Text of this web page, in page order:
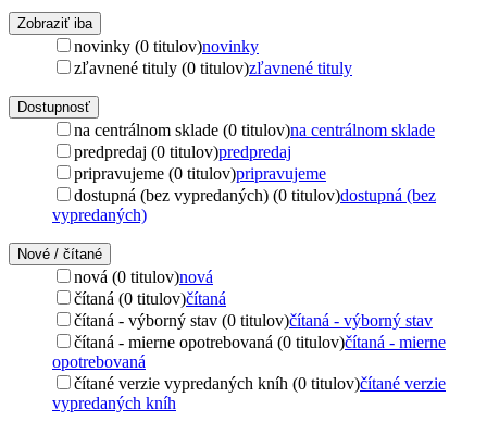
Zobraziť iba
novinky (0 titulov)novinky
zľavnené tituly (0 titulov)zľavnené tituly
Dostupnosť
na centrálnom sklade (0 titulov)na centrálnom sklade
predpredaj (0 titulov)predpredaj
pripravujeme (0 titulov)pripravujeme
dostupná (bez vypredaných) (0 titulov)dostupná (bez
vypredaných)
Nové / čítané
nová (0 titulov)nová
čítaná (0 titulov)čítaná
čítaná - výborný stav (0 titulov)čítaná - výborný stav
čítaná - mierne opotrebovaná (0 titulov)čítaná - mierne
opotrebovaná
čítané verzie vypredaných kníh (0 titulov)čítané verzie
vypredaných kníh